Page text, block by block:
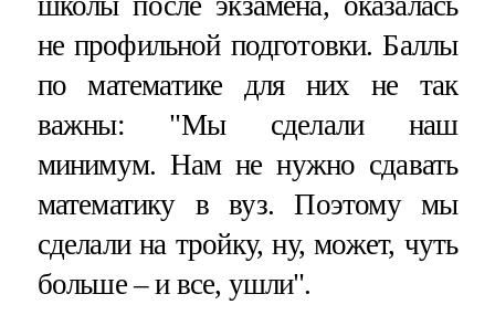
не профильной подготовки. Баллы
по математике для них не так
важны: "Мы сделали наш
минимум. Нам не нужно сдавать
математику в вуз. Поэтому мы
сделали на тройку, ну, может, чуть
больше – и все, ушли".